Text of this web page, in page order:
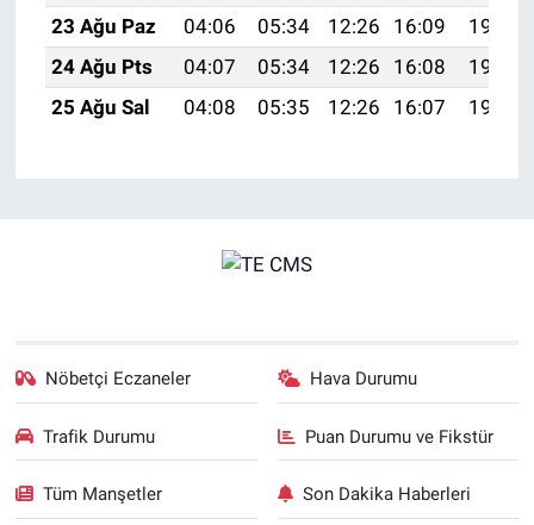
23 Ağu Paz
04:06 05:34 12:26 16:09
19:09
24 Ağu Pts
04:07 05:34 12:26 16:08
19:07
25 Ağu Sal
04:08 05:35 12:26 16:07 19:06
Nöbetçi Eczaneler Hava Durumu
Trafik Durumu Puan Durumu ve Fikstür
Tüm Manşetler Son Dakika Haberleri